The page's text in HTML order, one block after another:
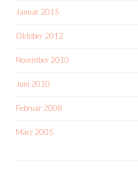
Januar 2015
Oktober 2012
November 2010
Juni 2010
Februar 2008
März 2005